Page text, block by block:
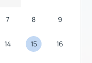
7 8 9
14 15 16